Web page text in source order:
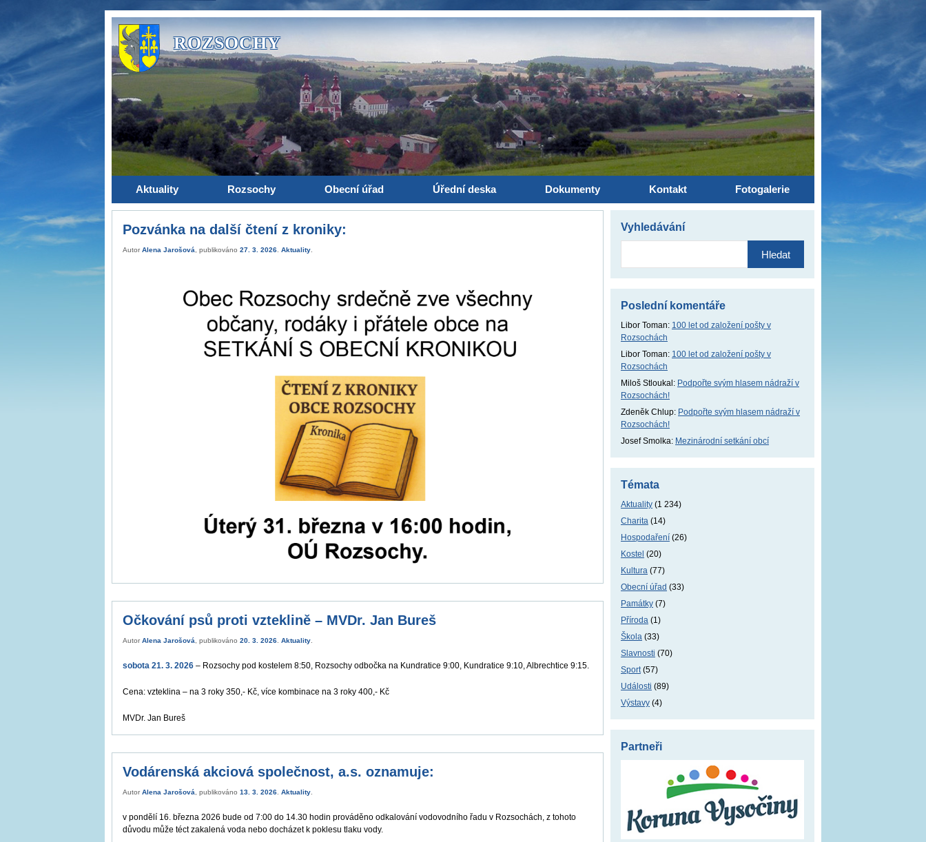
ROZSOCHY
Aktuality Rozsochy Obecní úřad Úřední deska Dokumenty Kontakt Fotogalerie
Pozvánka na další čtení z kroniky:
Autor Alena Jarošová , publikováno 27. 3. 2026 Aktuality
Očkování psů proti vzteklině – MVDr. Jan Bureš
Autor Alena Jarošová , publikováno 20. 3. 2026 Aktuality
sobota 21. 3. 2026 – Rozsochy pod kostelem 8:50, Rozsochy odbočka na Kundratice 9:00, Kundratice 9:10, Albrechtice 9:15.
Cena: vzteklina – na 3 roky 350,- Kč, více kombinace na 3 roky 400,- Kč
MVDr. Jan Bureš
Vodárenská akciová společnost, a.s. oznamuje:
Autor Alena Jarošová , publikováno 13. 3. 2026 Aktuality
v pondělí 16. března 2026 bude od 7:00 do 14.30 hodin prováděno odkalování vodovodního řadu v Rozsochách, z tohoto
důvodu může téct zakalená voda nebo docházet k poklesu tlaku vody.
Vyhledávání
Poslední komentáře
Libor Toman: 100 let od založení pošty v
Rozsochách
Libor Toman: 100 let od založení pošty v
Rozsochách
Miloš Stloukal : Podpořte svým hlasem nádraží v
Rozsochách!
Zdeněk Chlup: Podpořte svým hlasem nádraží v
Rozsochách!
Josef Smolka: Mezinárodní setkání obcí
Témata
Aktuality (1 234)
Charita (14)
Hospodaření (26)
Kostel (20)
Kultura (77)
Obecní úřad (33)
Památky (7)
Příroda (1)
Škola (33)
Slavnosti (70)
Sport(57)
Události (89)
Výstavy (4)
Partneři